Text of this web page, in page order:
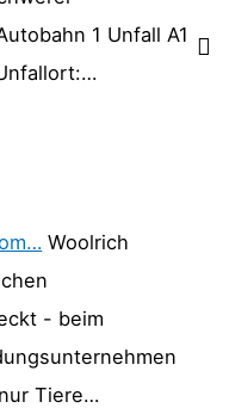
1 Unfall A1
Woolrich
- beim
Tiere…